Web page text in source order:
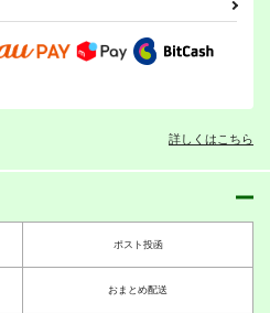
詳しくはこちら
ポスト投函
おまとめ配送